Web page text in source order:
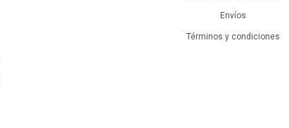
Envíos
Términos y condiciones